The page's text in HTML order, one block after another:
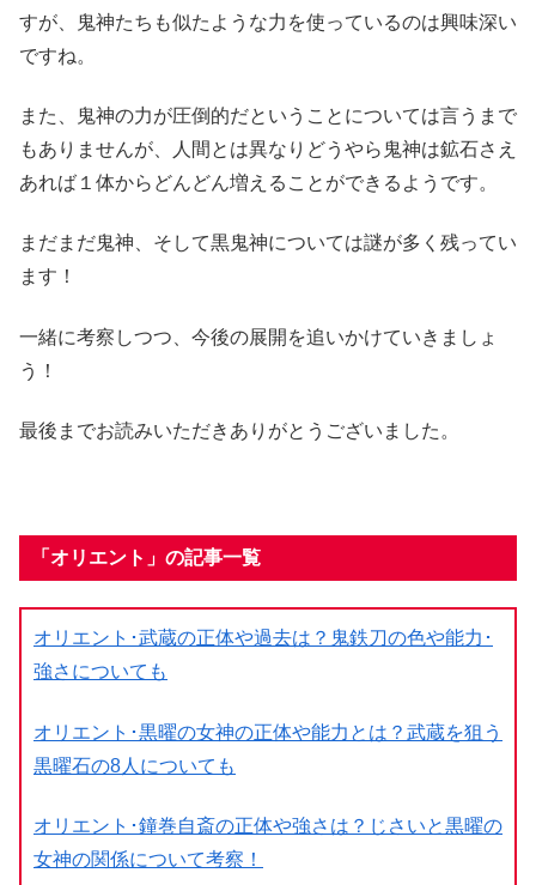
すが、鬼神たちも似たような力を使っているのは興味深い
ですね。
また、鬼神の力が圧倒的だということについては言うまで
もありませんが、人間とは異なりどうやら鬼神は鉱石さえ
あれば１体からどんどん増えることができるようです。
まだまだ鬼神、そして黒鬼神については謎が多く残ってい
ます！
一緒に考察しつつ、今後の展開を追いかけていきましょ
う！
最後までお読みいただきありがとうございました。
「オリエント」の記事一覧
オリエント･武蔵の正体や過去は？鬼鉄刀の色や能力･
強さについても
オリエント･黒曜の女神の正体や能力とは？武蔵を狙う
黒曜石の8人についても
オリエント･鐘巻自斎の正体や強さは？じさいと黒曜の
女神の関係について考察！